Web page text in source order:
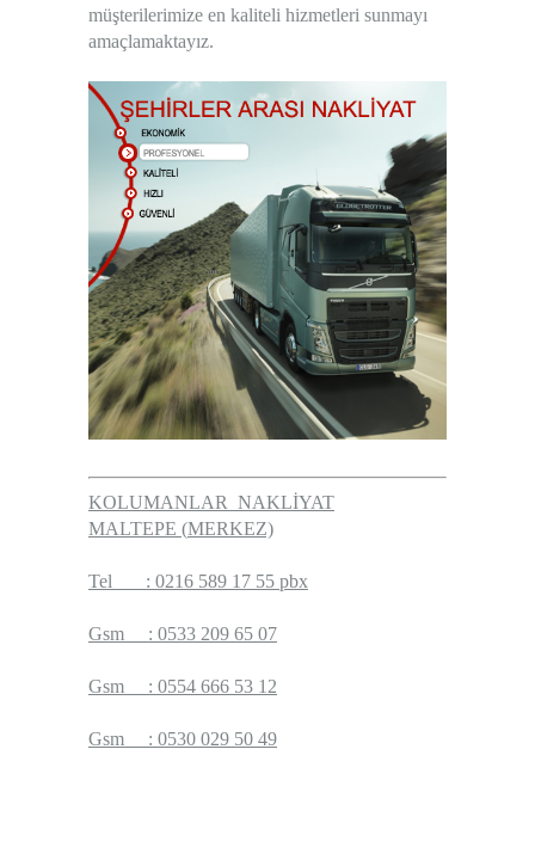
müşterilerimize en kaliteli hizmetleri sunmayı
amaçlamaktayız.
KOLUMANLAR NAKLİYAT
MALTEPE (MERKEZ)
Tel : 0216 589 17 55 pbx
Gsm : 0533 209 65 07
Gsm : 0554 666 53 12
Gsm : 0530 029 50 49